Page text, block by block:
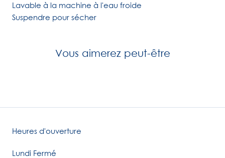
Lavable à la machine à l'eau froide
Suspendre pour sécher
Vous aimerez peut-être
Heures d'ouverture
Lundi Fermé